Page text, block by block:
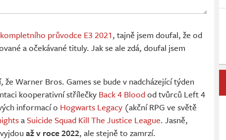
kompletního průvodce E3 2021, tajně jsem doufal, že od
a očekávané tituly. Jak se ale zdá, doufal jsem
Warner Bros. Games se bude v nadcházející týden
kooperativní střílečky Back 4 Bloodod tvůrců Left 4
informací o Hogwarts Legacy (akční RPG ve světě
aSuicide Squad Kill The Justice League. Jasně,
až v roce 2022, ale stejně to zamrzí.